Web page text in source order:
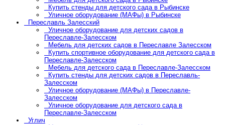
Купить стенды для детского сада в Рыбинске
Уличное оборудование (МАФы) в Рыбинске
Переславль Залесский
Уличное оборудование для детских садов в
Переславле-Залесском
Мебель для детских садов в Переславле Залесском
Купить спортивное оборудование для детского сада в
Переславле-Залесском
Мебель для детского сада в Переславле-Залесском
Купить стенды для детских садов в Переславль-
Залесском
Уличное оборудование (МАФы) в Переславле-
Залесском
Уличное оборудование для детского сада в
Переславле-Залесском
Углич